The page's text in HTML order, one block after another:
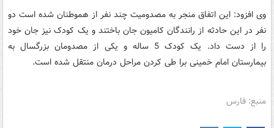
وی افزود: این اتفاق منجر به مصدومیت چند نفر از هموطنان شده است دو
نفر در این حادثه از رانندگان کامیون جان باختند و یک کودک نیز جان خود
را از دست داد. یک کودک 5 ساله و یکی از مصدومان بزرگسال به
بیمارستان امام خمینی برا طی کردن مراحل درمان منتقل شده است.
منبع: فارس